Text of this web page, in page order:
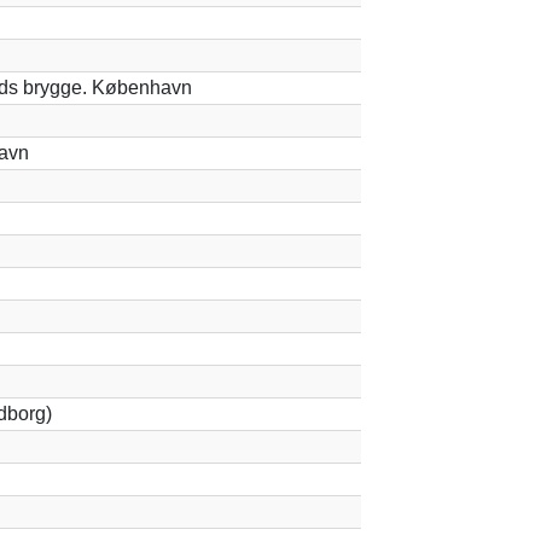
brygge. København